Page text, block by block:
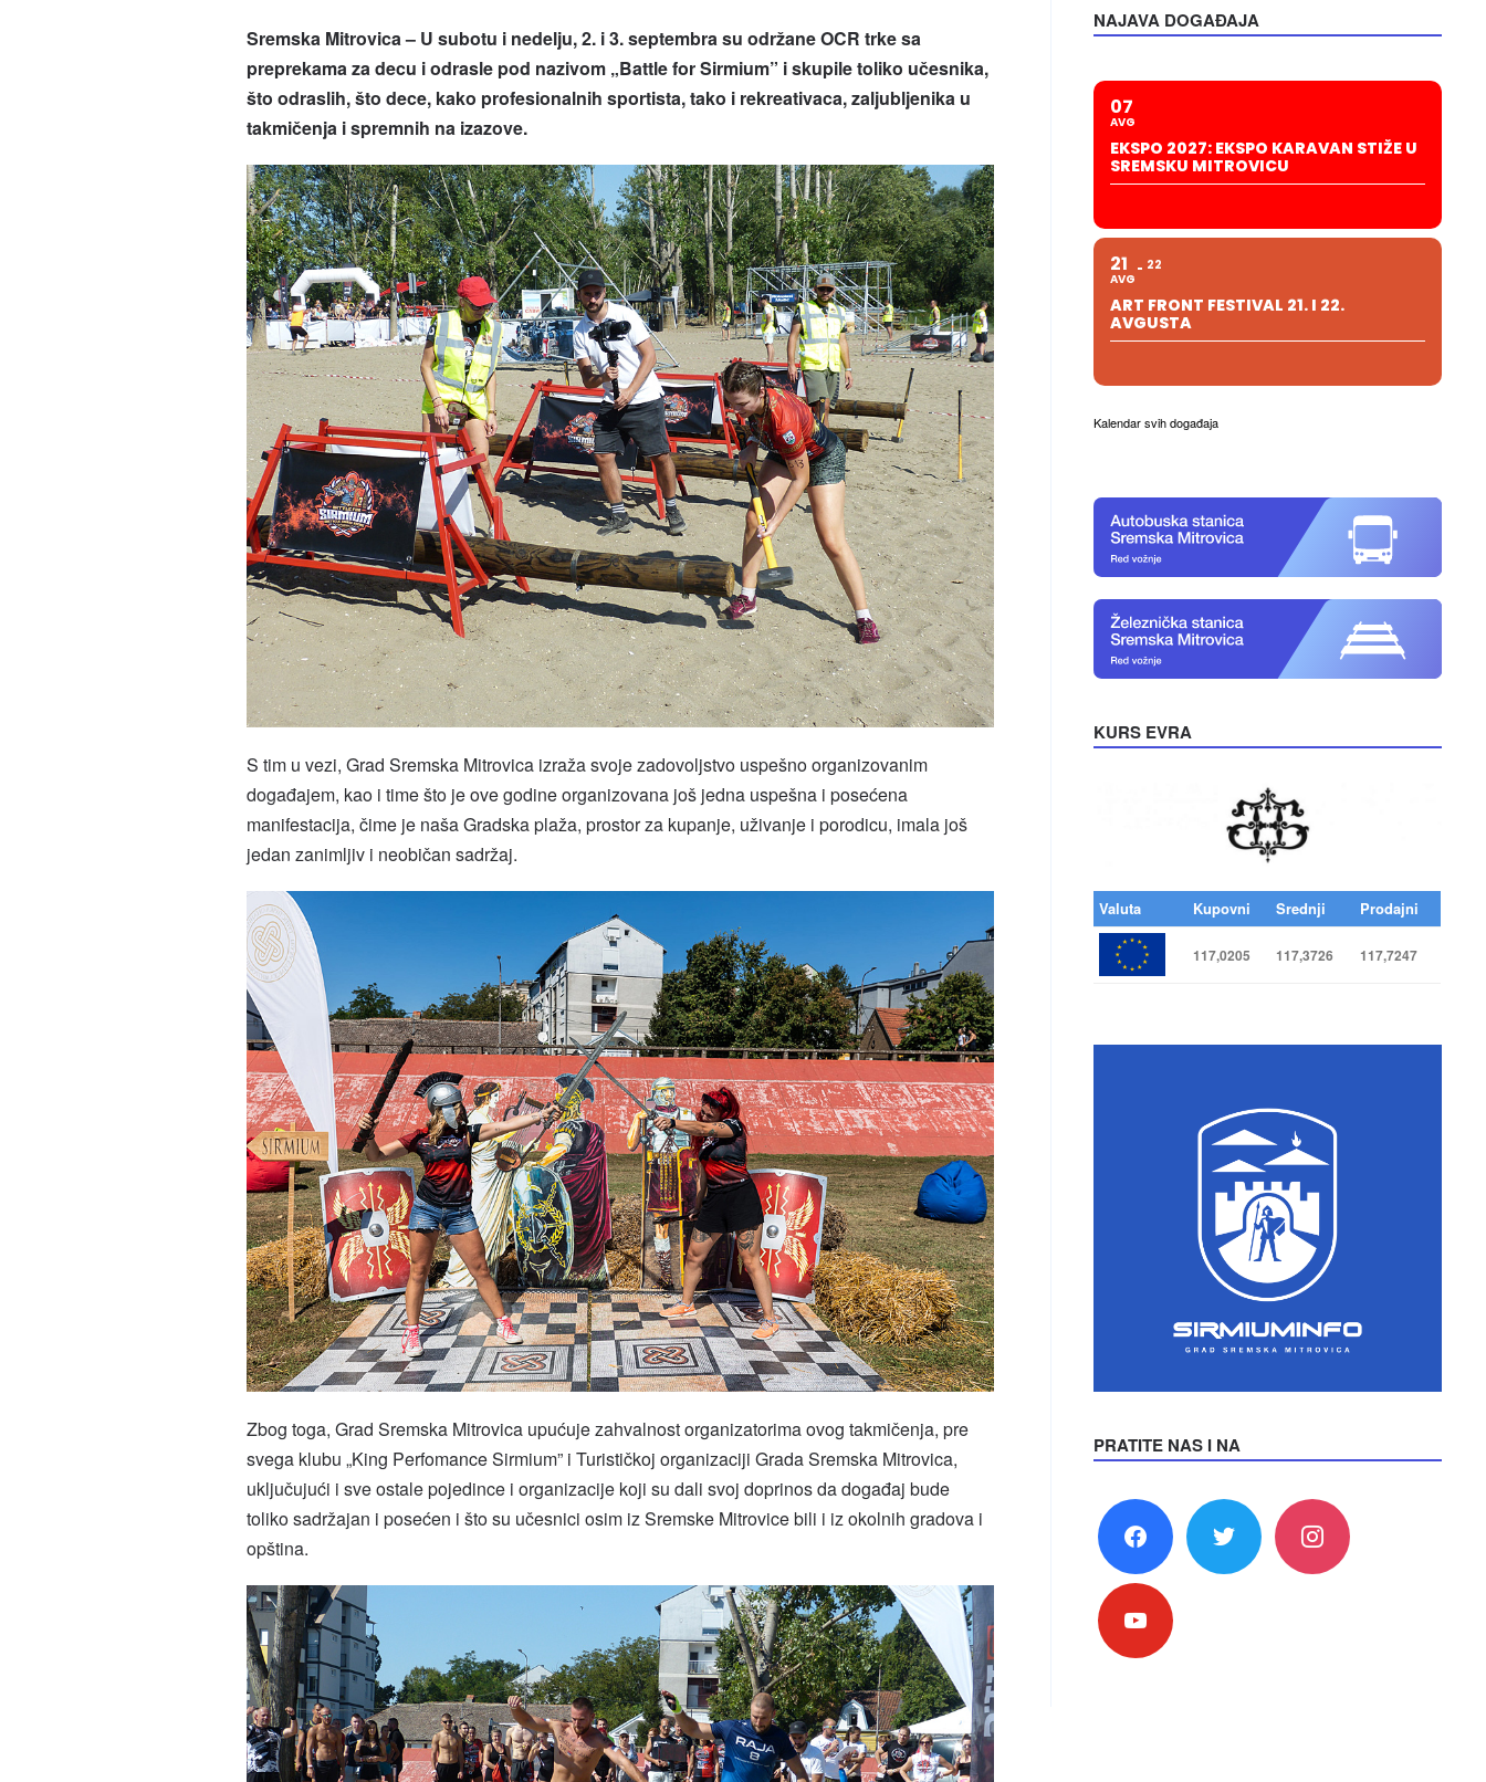
Sremska Mitrovica – U subotu i nedelju, 2. i 3. septembra su održane OCR trke sa
preprekama za decu i odrasle pod nazivom „Battle for Sirmium” i skupile toliko učesnika,
što odraslih, što dece, kako profesionalnih sportista, tako i rekreativaca, zaljubljenika u
takmičenja i spremnih na izazove.
S tim u vezi, Grad Sremska Mitrovica izraža svoje zadovoljstvo uspešno organizovanim
događajem, kao i time što je ove godine organizovana još jedna uspešna i posećena
manifestacija, čime je naša Gradska plaža, prostor za kupanje, uživanje i porodicu, imala još
jedan zanimljiv i neobičan sadržaj.
Zbog toga, Grad Sremska Mitrovica upućuje zahvalnost organizatorima ovog takmičenja, pre
svega klubu „King Perfomance Sirmium” i Turističkoj organizaciji Grada Sremska Mitrovica,
uključujući i sve ostale pojedince i organizacije koji su dali svoj doprinos da događaj bude
toliko sadržajan i posećen i što su učesnici osim iz Sremske Mitrovice bili i iz okolnih gradova i
opština.
NAJAVA DOGAĐAJA
07
AVG
EKSPO 2027: EKSPO KARAVAN STIŽE U
SREMSKU MITROVICU
21
AVG
22
ART FRONT FESTIVAL 21. I 22.
AVGUSTA
Kalendar svih događaja
KURS EVRA
Valuta Kupovni Srednji Prodajni
117,0205 117,3726 117,7247
PRATITE NAS I NA
facebook twitter instagram
youtube